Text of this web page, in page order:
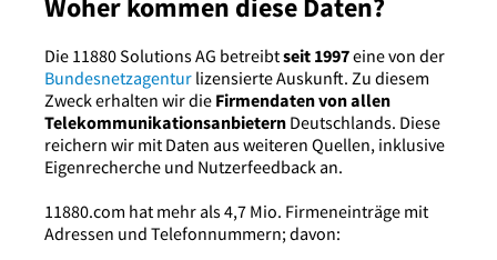
Die 11880 Solutions AG betreibtseit 1997eine von der
Bundesnetzagentur lizensierte Auskunft. Zu diesem
Zweck erhalten wir die Firmendaten von allen
Telekommunikationsanbietern Deutschlands. Diese
reichern wir mit Daten aus weiteren Quellen, inklusive
Eigenrecherche und Nutzerfeedback an.
11880.com hat mehr als 4,7 Mio. Firmeneinträge mit
Adressen und Telefonnummern; davon: